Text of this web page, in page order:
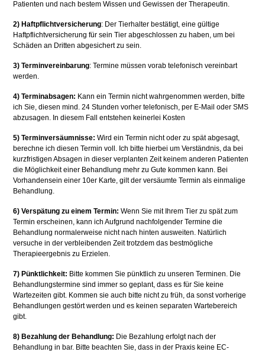
Patienten und nach bestem Wissen und Gewissen der Therapeutin.
2) Haftpflichtversicherung: Der Tierhalter bestätigt, eine gültige
Haftpflichtversicherung für sein Tier abgeschlossen zu haben, um bei
Schäden an Dritten abgesichert zu sein.
3) Terminvereinbarung: Termine müssen vorab telefonisch vereinbart
werden.
4) Terminabsagen: Kann ein Termin nicht wahrgenommen werden, bitte
ich Sie, diesen mind. 24 Stunden vorher telefonisch, per E-Mail oder SMS
abzusagen. In diesem Fall entstehen keinerlei Kosten
5) Terminversäumnisse: Wird ein Termin nicht oder zu spät abgesagt,
berechne ich diesen Termin voll. Ich bitte hierbei um Verständnis, da bei
kurzfristigen Absagen in dieser verplanten Zeit keinem anderen Patienten
die Möglichkeit einer Behandlung mehr zu Gute kommen kann. Bei
Vorhandensein einer 10er Karte, gilt der versäumte Termin als einmalige
Behandlung.
6) Verspätung zu einem Termin: Wenn Sie mit Ihrem Tier zu spät zum
Termin erscheinen, kann ich Aufgrund nachfolgender Termine die
Behandlung normalerweise nicht nach hinten ausweiten. Natürlich
versuche in der verbleibenden Zeit trotzdem das bestmögliche
Therapieergebnis zu Erzielen.
7) Pünktlichkeit: Bitte kommen Sie pünktlich zu unseren Terminen. Die
Behandlungstermine sind immer so geplant, dass es für Sie keine
Wartezeiten gibt. Kommen sie auch bitte nicht zu früh, da sonst vorherige
Behandlungen gestört werden und es keinen separaten Wartebereich
gibt.
8) Bezahlung der Behandlung: Die Bezahlung erfolgt nach der
Behandlung in bar. Bitte beachten Sie, dass in der Praxis keine EC-